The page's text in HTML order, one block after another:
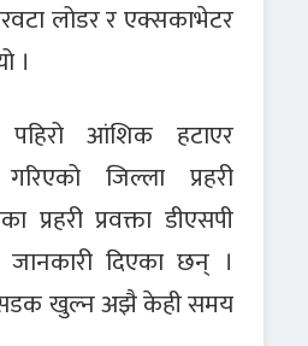
लोडर र एक्सकाभेटर
।
पहिरो आंशिक हटाएर
जिल्ला प्रहरी
प्रहरी प्रवक्ता डीएसपी
दिएका छन् ।
सडक खुल्न अझै केही समय